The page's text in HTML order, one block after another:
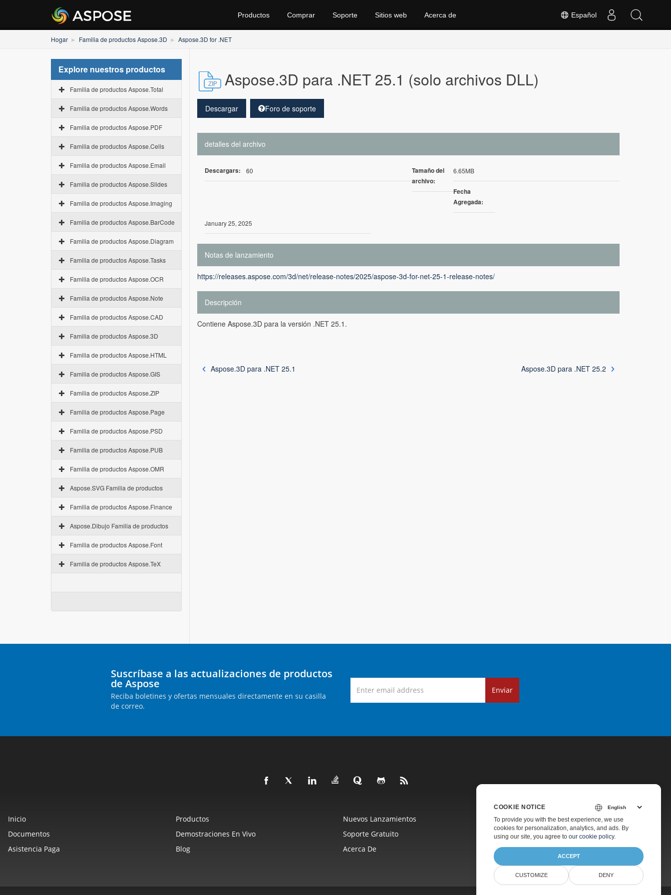
Español
Productos Comprar Soporte Sitios web Acerca de
Hogar Familia de productos Aspose.3D Aspose.3D for .NET
Explore nuestros productos
Familia de productos Aspose.Total
Familia de productos Aspose.Words
Familia de productos Aspose.PDF
Familia de productos Aspose.Cells
Familia de productos Aspose.Email
Familia de productos Aspose.Slides
Familia de productos Aspose.Imaging
Familia de productos Aspose.BarCode
Familia de productos Aspose.Diagram
Familia de productos Aspose.Tasks
Familia de productos Aspose.OCR
Familia de productos Aspose.Note
Familia de productos Aspose.CAD
Familia de productos Aspose.3D
Familia de productos Aspose.HTML
Familia de productos Aspose.GIS
Familia de productos Aspose.ZIP
Familia de productos Aspose.Page
Familia de productos Aspose.PSD
Familia de productos Aspose.PUB
Familia de productos Aspose.OMR
Aspose.SVG Familia de productos
Familia de productos Aspose.Finance
Aspose.Dibujo Familia de productos
Familia de productos Aspose.Font
Familia de productos Aspose.TeX
Aspose.3D para .NET 25.1 (solo archivos DLL)
Descargar Foro de soporte
detalles del archivo
Descargars: 60
Tamaño del
archivo:
6.65MB
Fecha
Agregada:
January 25, 2025
Notas de lanzamiento
https://releases.aspose.com/3d/net/release-notes/2025/aspose-3d-for-net-25-1-release-notes/
Descripción
Contiene Aspose.3D para la versión .NET 25.1.
Aspose.3D para .NET 25.1 Aspose.3D para .NET 25.2
Suscríbase a las actualizaciones de productos
de Aspose
Reciba boletines y ofertas mensuales directamente en su casilla
de correo.
Enviar
Inicio Productos Nuevos Lanzamientos
Precios
Documentos
Demostraciones En Vivo Soporte Gratuito
Asesoramiento Gratuito
Asistencia Paga
Blog Acerca De
COOKIE NOTICE
To provide you with the best experience, we use
cookies for personalization, analytics, and ads. By
using our site, you agree to our cookie policy.
ACCEPT
CUSTOMIZE DENY